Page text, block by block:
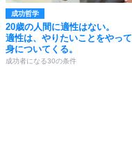
成功哲学
20歳の人間に適性はない。
適性は、やりたいことをやって
身についてくる。
成功者になる30の条件